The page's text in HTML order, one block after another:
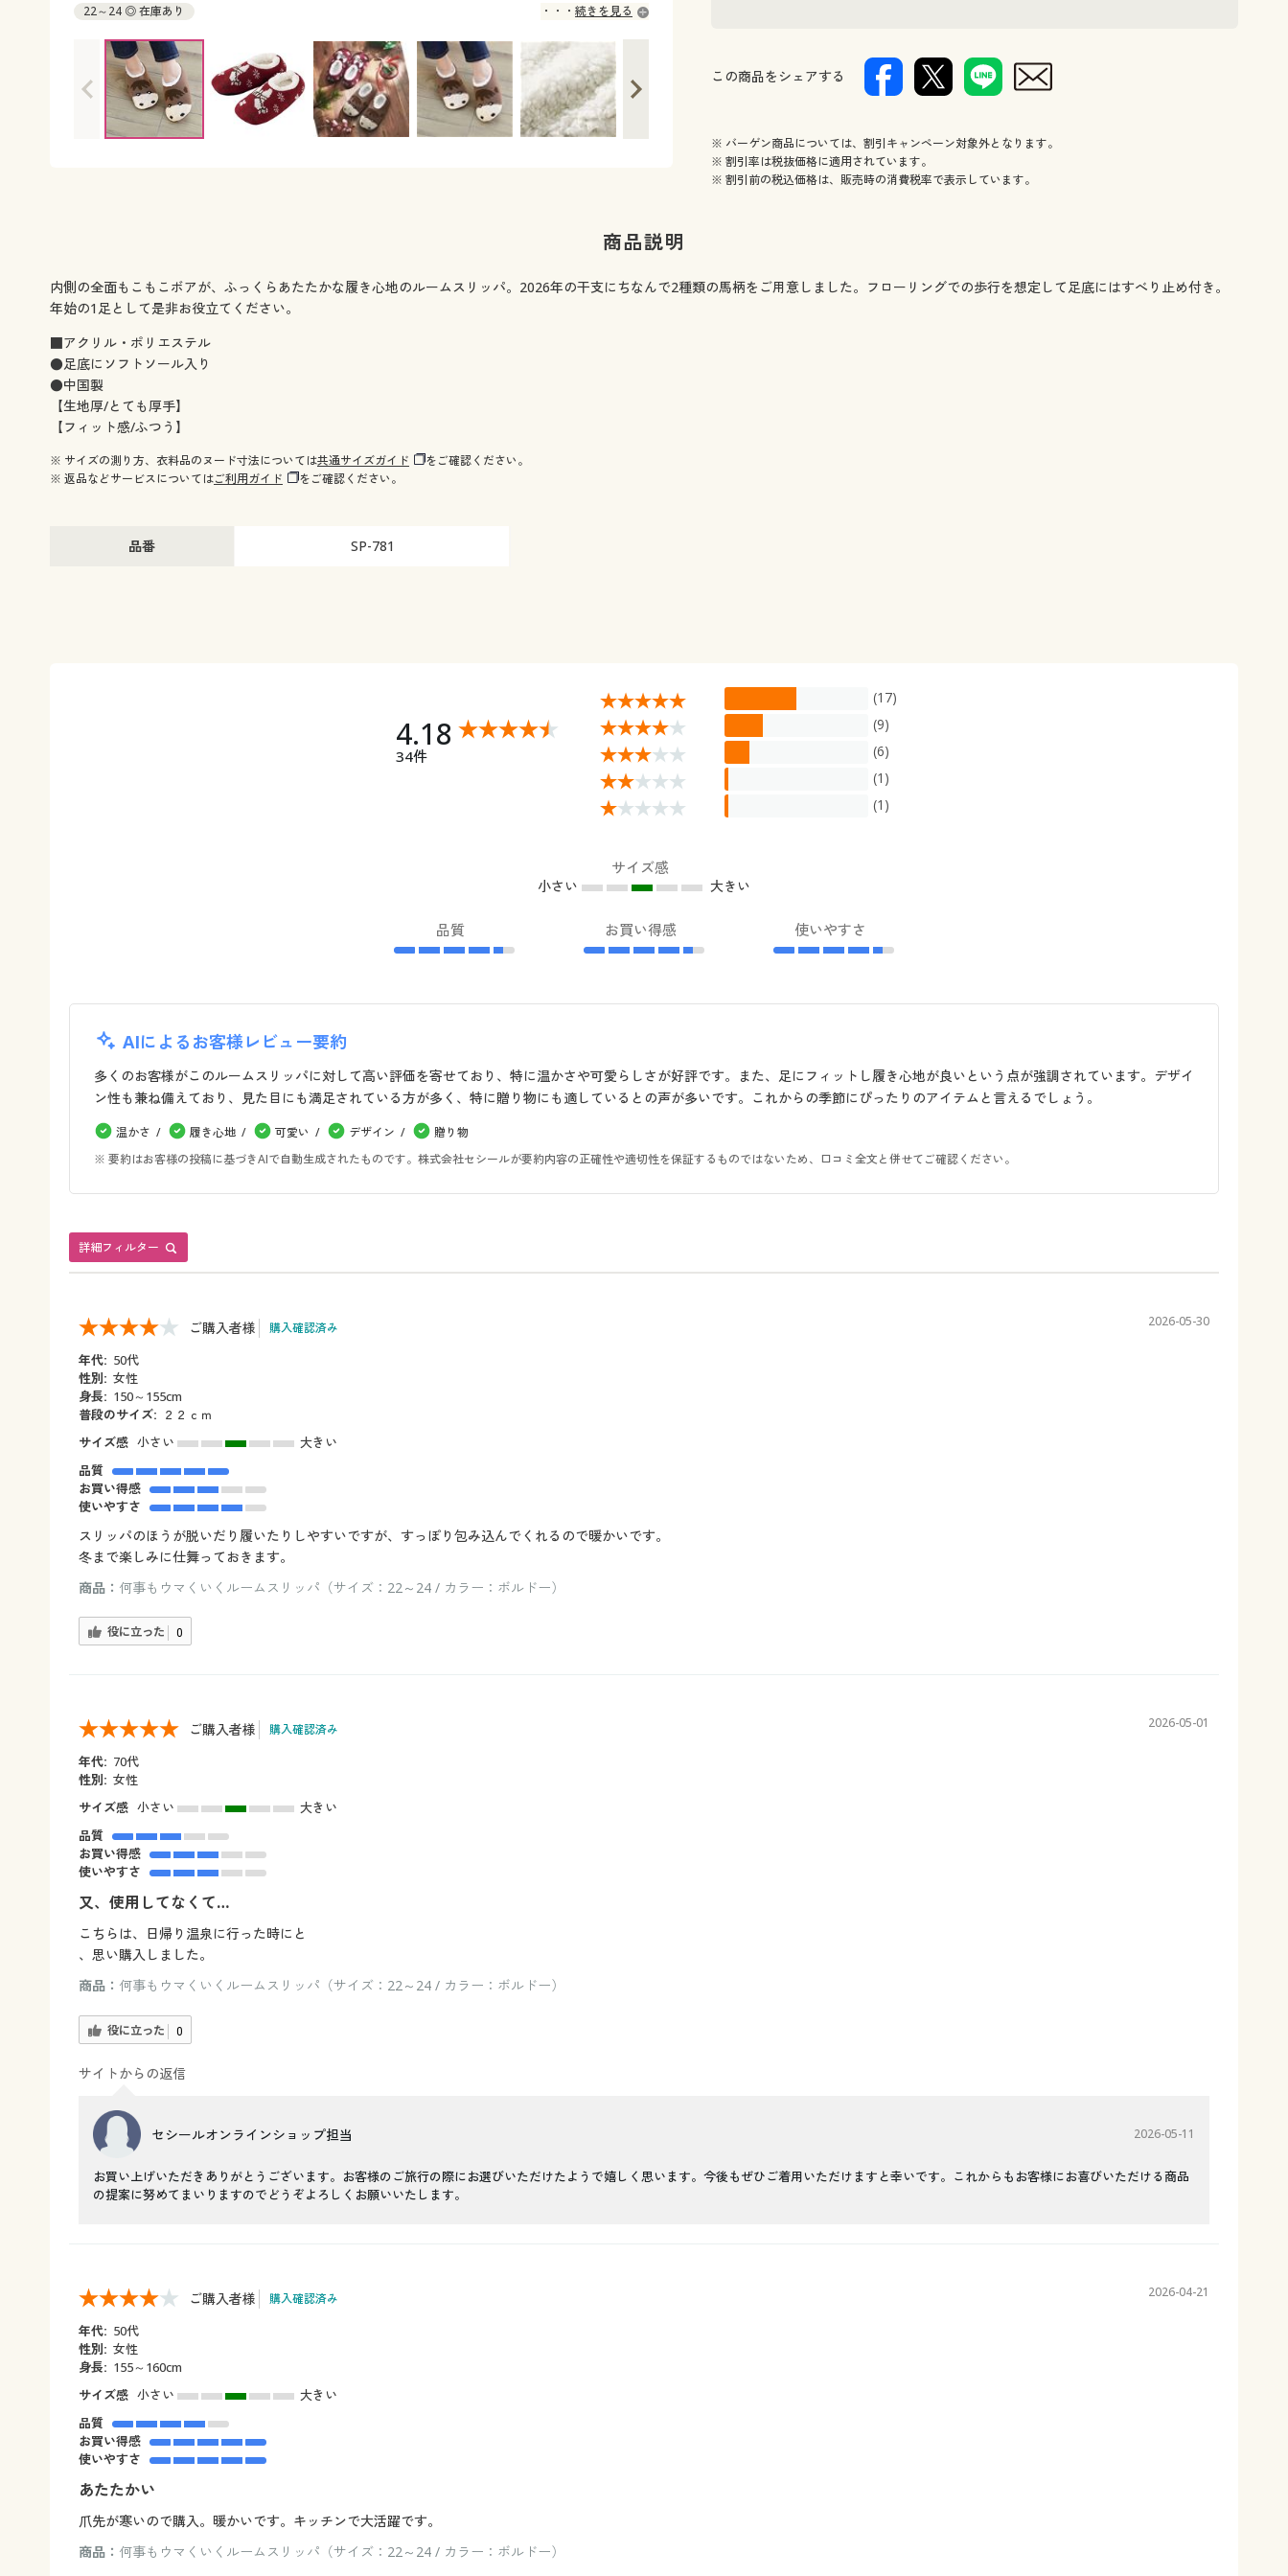
22～24 ◎ 在庫あり 続きを見る
この商品をシェアする
※ バーゲン商品については、割引キャンペーン対象外となります。
※ 割引率は税抜価格に適用されています。
※ 割引前の税込価格は、販売時の消費税率で表示しています。
商品説明
内側の全面もこもこボアが、ふっくらあたたかな履き心地のルームスリッパ。2026年の干支にちなんで2種類の馬柄をご用意しました。フローリングでの歩行を想定して足底にはすべり止め付き。
年始の1足として是非お役立てください。
■アクリル・ポリエステル
●足底にソフトソール入り
●中国製
【生地厚/とても厚手】
【フィット感/ふつう】
※ サイズの測り方、衣料品のヌード寸法については共通サイズガイド
をご確認ください。
※ 返品などサービスについてはご利用ガイド をご確認ください。
品番 SP-781
4.18
34件
(17)
(9)
(6)
(1)
(1)
サイズ感
小さい 大きい
品質 お買い得感 使いやすさ
AIによるお客様レビュー要約
多くのお客様がこのルームスリッパに対して高い評価を寄せており、特に温かさや可愛らしさが好評です。また、足にフィットし履き心地が良いという点が強調されています。デザイ
ン性も兼ね備えており、見た目にも満足されている方が多く、特に贈り物にも適しているとの声が多いです。これからの季節にぴったりのアイテムと言えるでしょう。
温かさ 履き心地 可愛い デザイン
贈り物
※ 要約はお客様の投稿に基づきAIで自動生成されたものです。株式会社セシールが要約内容の正確性や適切性を保証するものではないため、口コミ全文と併せてご確認ください。
詳細フィルター
ご購入者様 購入確認済み 2026-05-30
年代: 50代
性別: 女性
身長: 150～155cm
普段のサイズ: ２２ｃｍ
サイズ感 小さい
大きい
品質
お買い得感
使いやすさ
スリッパのほうが脱いだり履いたりしやすいですが、すっぽり包み込んでくれるので暖かいです。
冬まで楽しみに仕舞っておきます。
商品： 何事もウマくいくルームスリッパ（サイズ：22～24 / カラー：ボルドー）
役に立った 0
ご購入者様 購入確認済み 2026-05-01
年代: 70代
性別: 女性
サイズ感 小さい
大きい
品質
お買い得感
使いやすさ
又、使用してなくて…
こちらは、日帰り温泉に行った時にと
、思い購入しました。
商品： 何事もウマくいくルームスリッパ（サイズ：22～24 / カラー：ボルドー）
役に立った 0
サイトからの返信
セシールオンラインショップ担当 2026-05-11
お買い上げいただきありがとうございます。お客様のご旅行の際にお選びいただけたようで嬉しく思います。今後もぜひご着用いただけますと幸いです。これからもお客様にお喜びいただける商品
の提案に努めてまいりますのでどうぞよろしくお願いいたします。
ご購入者様 購入確認済み 2026-04-21
年代: 50代
性別: 女性
身長: 155～160cm
サイズ感 小さい
大きい
品質
お買い得感
使いやすさ
あたたかい
爪先が寒いので購入。暖かいです。キッチンで大活躍です。
商品： 何事もウマくいくルームスリッパ（サイズ：22～24 / カラー：ボルドー）